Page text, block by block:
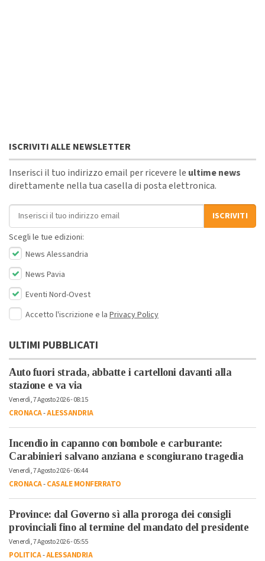
ISCRIVITI ALLE NEWSLETTER
Inserisci il tuo indirizzo email per ricevere le ultime news
direttamente nella tua casella di posta elettronica.
Indirizzo email
ISCRIVITI
Scegli le tue edizioni:
News Alessandria
News Pavia
Eventi Nord-Ovest
Accetto l'iscrizione e la Privacy Policy
ULTIMI PUBBLICATI
Auto fuori strada, abbatte i cartelloni davanti alla
stazione e va via
Venerdì, 7 Agosto 2026 - 08:15
CRONACA-ALESSANDRIA
Incendio in capanno con bombole e carburante:
Carabinieri salvano anziana e scongiurano tragedia
Venerdì, 7 Agosto 2026 - 06:44
CRONACA-CASALE MONFERRATO
Province: dal Governo sì alla proroga dei consigli
provinciali fino al termine del mandato del presidente
Venerdì, 7 Agosto 2026 - 05:55
POLITICA-ALESSANDRIA